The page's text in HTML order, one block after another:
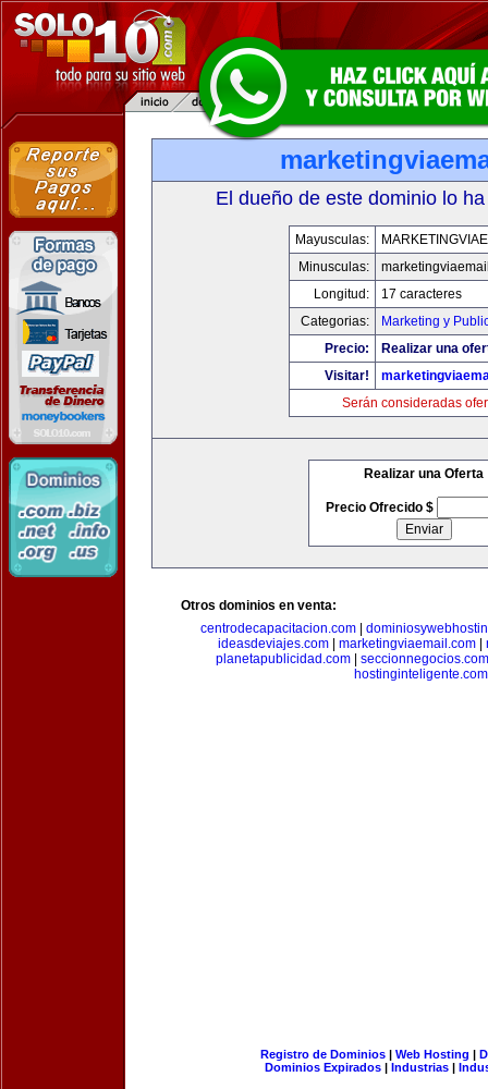
El dueño de este dominio lo
Mayusculas:
Minusculas:
Longitud:
17 caracteres
Categorias:
Marketing y
Precio:
Realizar una
Visitar!
Serán consideradas
Realizar una Oferta
Precio Ofrecido $
Otros dominios en venta:
centrodecapacitacion.com
ideasdeviajes.com| marketingviaemail.com|
planetapublicidad.com| seccionnegocios.com
hostinginteligente.com
Registro de Dominios| Web Hosting |
Dominios Expirados | Industrias |